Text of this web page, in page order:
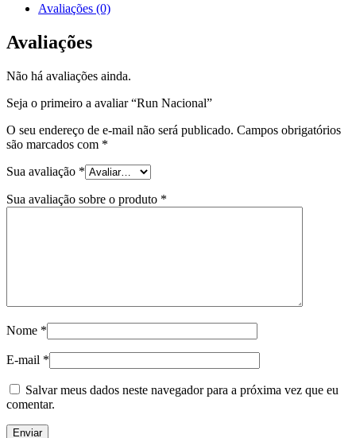
Avaliações (0)
Avaliações
Não há avaliações ainda.
Seja o primeiro a avaliar “Run Nacional”
O seu endereço de e-mail não será publicado. Campos obrigatórios
são marcados com *
Sua avaliação *
Sua avaliação sobre o produto *
Nome *
E-mail *
Salvar meus dados neste navegador para a próxima vez que eu
comentar.